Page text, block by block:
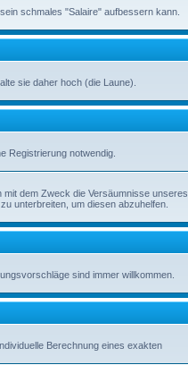
schmales "Salaire" aufbessern kann.
sie daher hoch (die Laune).
Registrierung notwendig.
dem Zweck die Versäumnisse unseres
unterbreiten, um diesen abzuhelfen.
sind immer willkommen.
Berechnung eines exakten